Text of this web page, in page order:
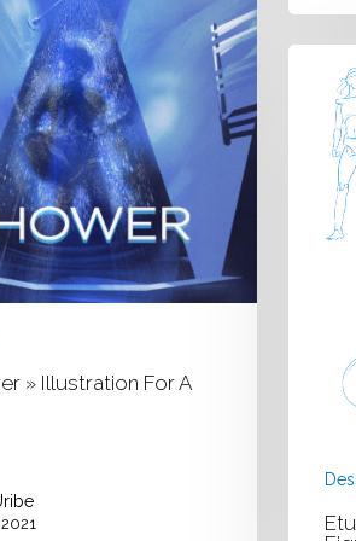
» Illustration For A
semaine
Figure